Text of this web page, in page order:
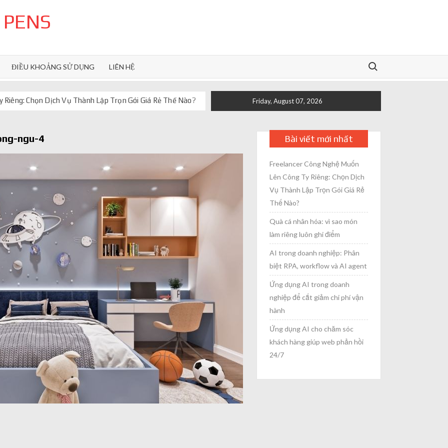
ĐIỀU KHOẢNG SỬ DỤNG LIÊN HỆ
Search for:
Chọn Dịch Vụ Thành Lập Trọn Gói Giá Rẻ Thế Nào?
và AI agent
web phản hồi 24/7
thống ra sao
Friday, August 07, 2026
ngu-4 Bài viết mới nhất
Freelancer Công Nghệ Muốn
Lên Công Ty Riêng: Chọn Dịch
Vụ Thành Lập Trọn Gói Giá Rẻ
Thế Nào?
Quà cá nhân hóa: vì sao món
làm riêng luôn ghi điểm
AI trong doanh nghiệp: Phân
biệt RPA, workflow và AI agent
Ứng dụng AI trong doanh
nghiệp để cắt giảm chi phí vận
hành
Ứng dụng AI cho chăm sóc
khách hàng giúp web phản hồi
24/7